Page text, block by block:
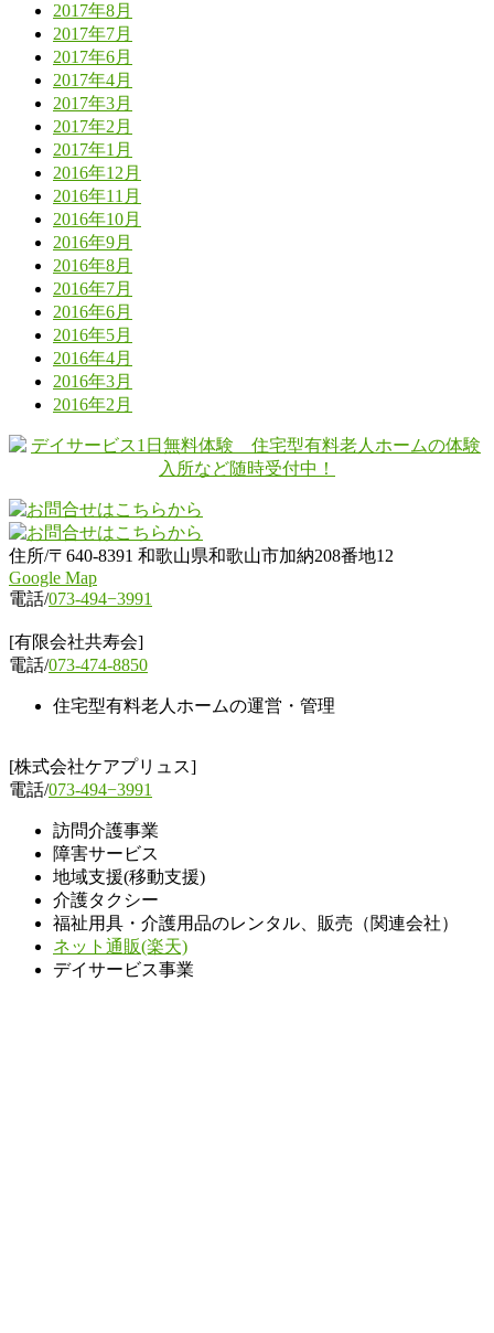
2017年8月
2017年7月
2017年6月
2017年4月
2017年3月
2017年2月
2017年1月
2016年12月
2016年11月
2016年10月
2016年9月
2016年8月
2016年7月
2016年6月
2016年5月
2016年4月
2016年3月
2016年2月
住所/〒640-8391 和歌山県和歌山市加納208番地12
Google Map
電話/073-494−3991
[有限会社共寿会]
電話/073-474-8850
住宅型有料老人ホームの運営・管理
[株式会社ケアプリュス]
電話/073-494−3991
訪問介護事業
障害サービス
地域支援(移動支援)
介護タクシー
福祉用具・介護用品のレンタル、販売（関連会社）
ネット通販(楽天)
デイサービス事業